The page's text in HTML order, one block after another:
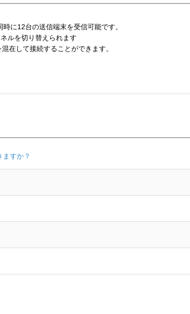
に12台の送信端末を受信可能です。
ルを切り替えられます
在して接続することができます。
すか？